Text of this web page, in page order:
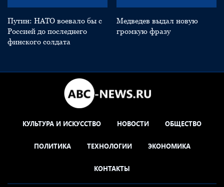
Путин: НАТО воевало бы с
Россией до последнего
финского солдата
Медведев выдал новую
громкую фразу
КУЛЬТУРА И ИСКУССТВО НОВОСТИ ОБЩЕСТВО
ПОЛИТИКА ТЕХНОЛОГИИ ЭКОНОМИКА
КОНТАКТЫ